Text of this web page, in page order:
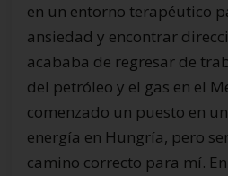
en un entorno terapéutico
ansiedad y encontrar
acababa de regresar de
del petróleo y el gas en el
comenzado un puesto en
energía en Hungría, pero
camino correcto para mí.